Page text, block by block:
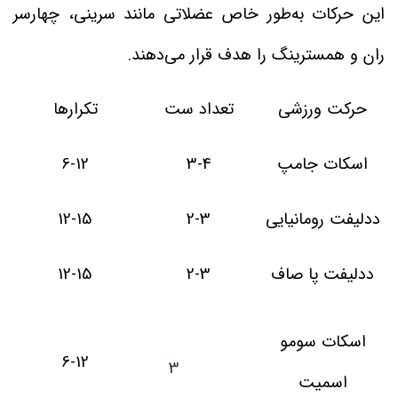
این حرکات به‌طور خاص عضلاتی مانند سرینی، چهارسر
ران و همسترینگ را هدف قرار می‌دهند.
حرکت ورزشی تعداد ست تکرارها
اسکات جامپ 3-4
6-12
ددلیفت رومانیایی 2-3
12-15
ددلیفت پا صاف 2-3
12-15
اسکات سومو
اسمیت
3
6-12